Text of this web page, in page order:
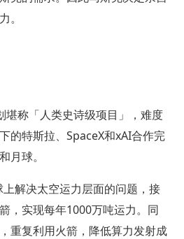
。
称「人类史诗级项目」，难度
的特斯拉、SpaceX和xAI合作完
月球。
解决太空运力层面的问题，接
，实现每年1000万吨运力。同
重复利用火箭，降低算力发射成